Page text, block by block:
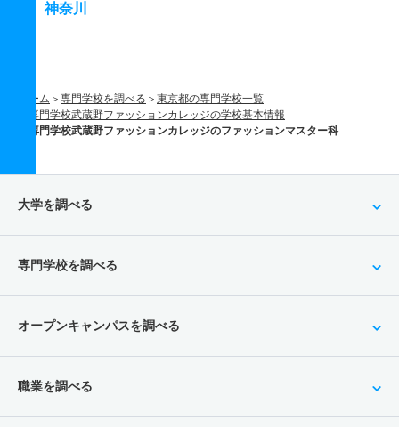
神奈川
ホーム 専門学校を調べる
東京都の専門学校一覧
専門学校武蔵野ファッションカレッジの学校基本情報
専門学校武蔵野ファッションカレッジのファッションマスター科
大学を調べる
専門学校を調べる
オープンキャンパスを調べる
職業を調べる